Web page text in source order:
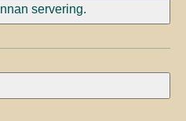
servering.